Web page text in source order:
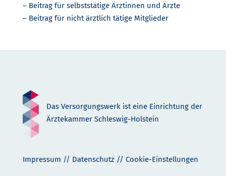
– Beitrag für selbststätige Ärztinnen und Ärzte
– Beitrag für nicht ärztlich tätige Mitglieder
Das Versorgungswerk ist eine Einrichtung der
Ärztekammer Schleswig-Holstein
Impressum // Datenschutz // Cookie-Einstellungen